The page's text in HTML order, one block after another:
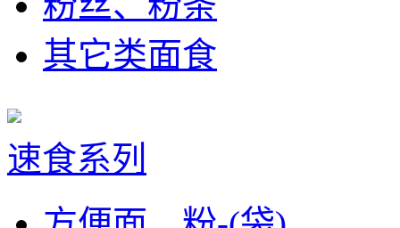
其它类面食
速食系列